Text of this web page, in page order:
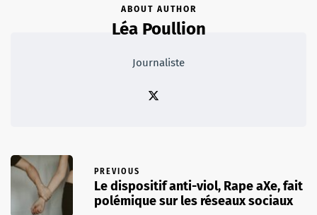
ABOUT AUTHOR
Léa Poullion
Journaliste
PREVIOUS
Le dispositif anti-viol, Rape aXe, fait
polémique sur les réseaux sociaux